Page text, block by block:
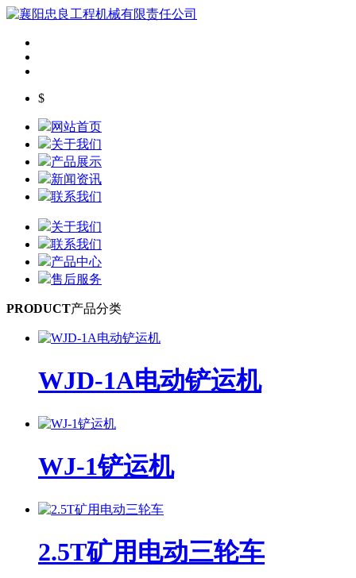
$
网站首页
关于我们
产品展示
新闻资讯
联系我们
关于我们
联系我们
产品中心
售后服务
PRODUCT产品分类
WJD-1A电动铲运机
WJ-1铲运机
2.5T矿用电动三轮车